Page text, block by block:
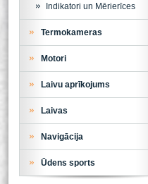
Indikatori un Mērierīces
Termokameras
Motori
Laivu aprīkojums
Laivas
Navigācija
Ūdens sports